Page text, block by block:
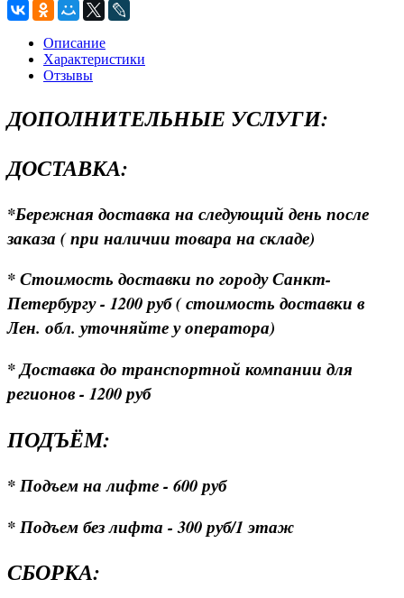
Описание
Характеристики
Отзывы
ДОПОЛНИТЕЛЬНЫЕ УСЛУГИ:
ДОСТАВКА:
*Бережная доставка на следующий день после
заказа ( при наличии товара на складе)
* Стоимость доставки по городу Санкт-
Петербургу - 1200 руб ( стоимость доставки в
Лен. обл. уточняйте у оператора)
* Доставка до транспортной компании для
регионов - 1200 руб
ПОДЪЁМ:
* Подъем на лифте - 600 руб
* Подъем без лифта - 300 руб/1 этаж
СБОРКА: